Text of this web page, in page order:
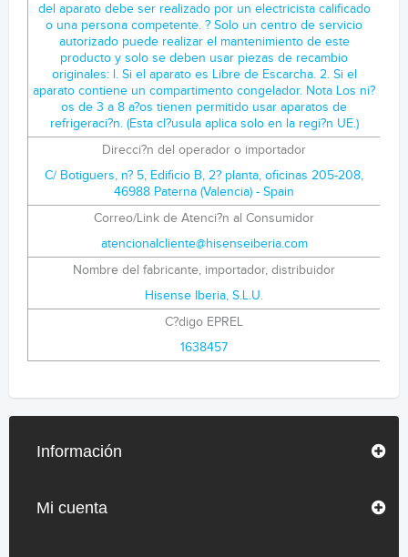
Direcci?n del operador o importador
C/ Botiguers, n? 5, Edificio B, 2? planta, oficinas 205-208,
46988 Paterna (Valencia) - Spain
Correo/Link de Atenci?n al Consumidor
atencionalcliente@hisenseiberia.com
Nombre del fabricante, importador, distribuidor
Hisense Iberia, S.L.U.
C?digo EPREL
1638457
Información
Mi cuenta